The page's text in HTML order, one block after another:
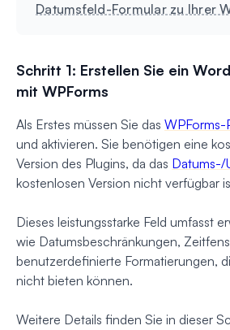
Datumsfeld-Formular zu Ihrer
Schritt 1: Erstellen Sie ein
mit WPForms
Als Erstes müssen Sie das WPForms-
und aktivieren. Sie benötigen eine
Version des Plugins, da das Datums-/
kostenlosen Version nicht verfügbar
Dieses leistungsstarke Feld umfasst
wie Datumsbeschränkungen,
benutzerdefinierte Formatierungen,
nicht bieten können.
Weitere Details finden Sie in dieser